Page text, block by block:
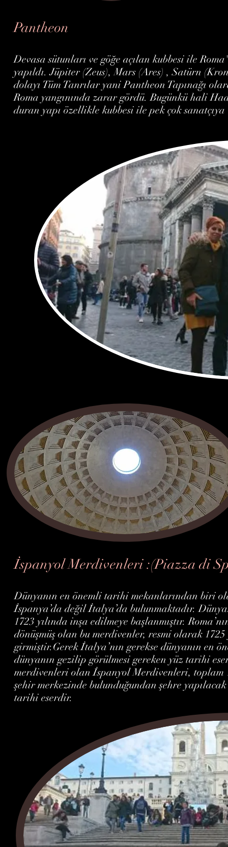
Pantheon
Devasa sütunları ve göğe açılan kubbesi ile
yapıldı. Jüpiter (Zeus), Mars (Ares) , Satürn
dolayı Tüm Tanrılar yani Pantheon Tapınağı
Roma yangınında zarar gördü. Bugünkü hali
duran yapı özellikle kubbesi ile pek çok
İspanyol Merdivenleri :(Piazza di
Dünyanın en önemli tarihi mekanlarından biri
İspanya’da değil İtalya’da bulunmaktadır.
1723 yılında inşa edilmeye başlanmıştır.
dönüşmüş olan bu merdivenler, resmi olarak
girmiştir.Gerek İtalya’nın gerekse dünyanın en
dünyanın gezilip görülmesi gereken yüz tarihi
merdivenleri olan İspanyol Merdivenleri, toplam
şehir merkezinde bulunduğundan şehre
tarihi eserdir.